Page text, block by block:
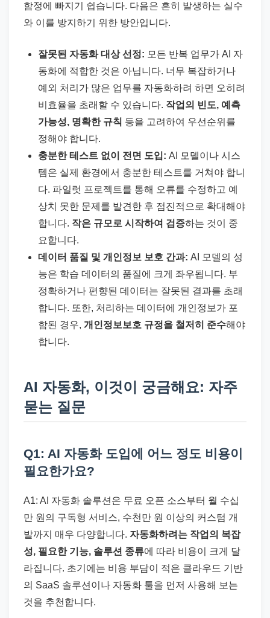
함정에 빠지기 쉽습니다. 다음은 흔히 발생하는 실수
와 이를 방지하기 위한 방안입니다.
잘못된 자동화 대상 선정: 모든 반복 업무가 AI 자
동화에 적합한 것은 아닙니다. 너무 복잡하거나
예외 처리가 많은 업무를 자동화하려 하면 오히려
비효율을 초래할 수 있습니다. 작업의 빈도, 예측
가능성, 명확한 규칙 등을 고려하여 우선순위를
정해야 합니다.
충분한 테스트 없이 전면 도입: AI 모델이나 시스
템은 실제 환경에서 충분한 테스트를 거쳐야 합니
다. 파일럿 프로젝트를 통해 오류를 수정하고 예
상치 못한 문제를 발견한 후 점진적으로 확대해야
합니다. 작은 규모로 시작하여 검증하는 것이 중
요합니다.
데이터 품질 및 개인정보 보호 간과: AI 모델의 성
능은 학습 데이터의 품질에 크게 좌우됩니다. 부
정확하거나 편향된 데이터는 잘못된 결과를 초래
합니다. 또한, 처리하는 데이터에 개인정보가 포
함된 경우, 개인정보보호 규정을 철저히 준수해야
합니다.
AI 자동화, 이것이 궁금해요: 자주
묻는 질문
Q1: AI 자동화 도입에 어느 정도 비용이
필요한가요?
A1: AI 자동화 솔루션은 무료 오픈 소스부터 월 수십
만 원의 구독형 서비스, 수천만 원 이상의 커스텀 개
발까지 매우 다양합니다. 자동화하려는 작업의 복잡
성, 필요한 기능, 솔루션 종류에 따라 비용이 크게 달
라집니다. 초기에는 비용 부담이 적은 클라우드 기반
의 SaaS 솔루션이나 자동화 툴을 먼저 사용해 보는
것을 추천합니다.